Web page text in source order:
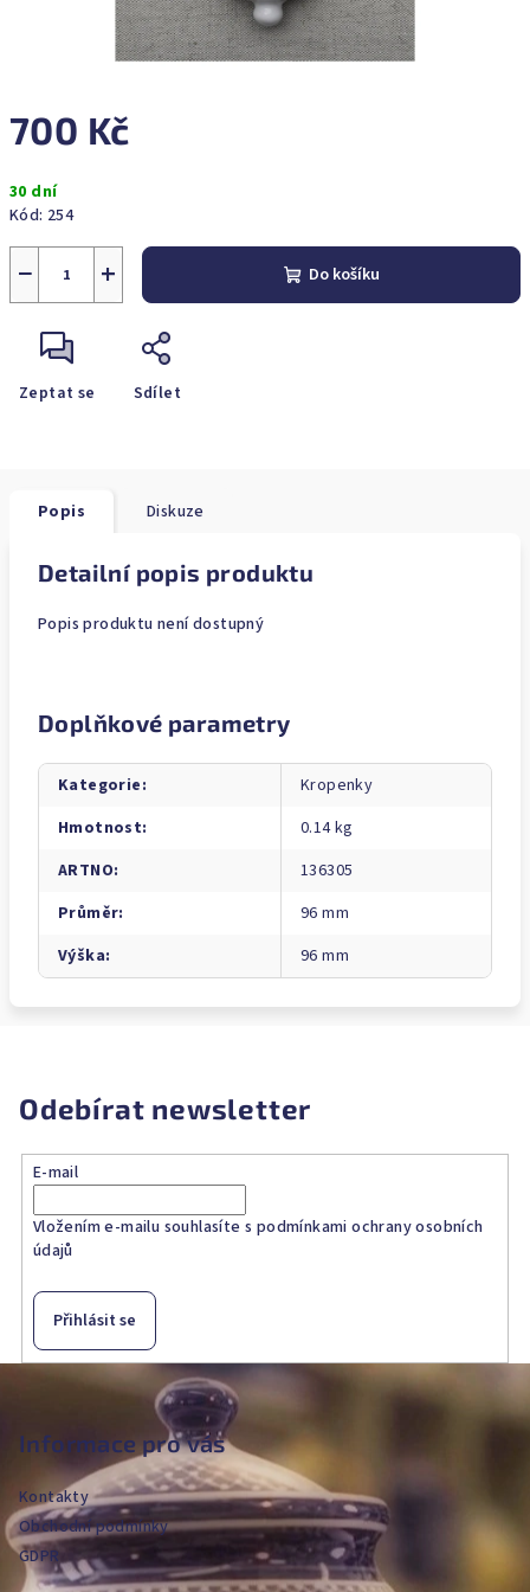
700 Kč
cena:
30 dní
Kód: 254
+
− Do košíku
Zeptat se Sdílet
Popis Diskuze
Detailní popis produktu
Popis produktu není dostupný
Doplňkové parametry
Kategorie:
Kropenky
Hmotnost:
0.14 kg
ARTNO:
136305
Průměr:
96 mm
Výška: 96 mm
Odebírat newsletter
E-mail
Vložením e-mailu souhlasíte s podmínkami ochrany osobních
údajů
Přihlásit se
Z
t
í
Informace pro vás
Kontakty
Obchodní podmínky
GDPR